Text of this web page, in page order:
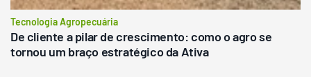
Tecnologia Agropecuária
De cliente a pilar de crescimento: como o agro se
tornou um braço estratégico da Ativa